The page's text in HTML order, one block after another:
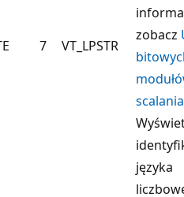
7 VT_LPSTR
zobacz
scalania
języka